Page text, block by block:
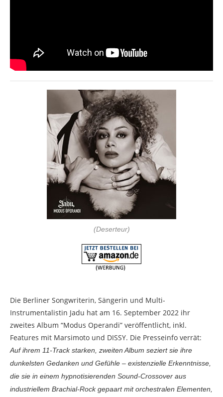
(Deserteur)
Die Berliner Songwriterin, Sängerin und Multi-
Instrumentalistin Jadu hat am 16. September 2022 ihr
zweites Album “Modus Operandi” veröffentlicht, inkl.
Features mit Marsimoto und DISSY. Die Presseinfo verrät:
Auf ihrem 11-Track starken, zweiten Album seziert sie ihre
dunkelsten Gedanken und Gefühle – existenzielle Erkenntnisse,
die sie in einem hypnotisierenden Sound-Crossover aus
industriellem Brachial-Rock gepaart mit orchestralen Elementen,